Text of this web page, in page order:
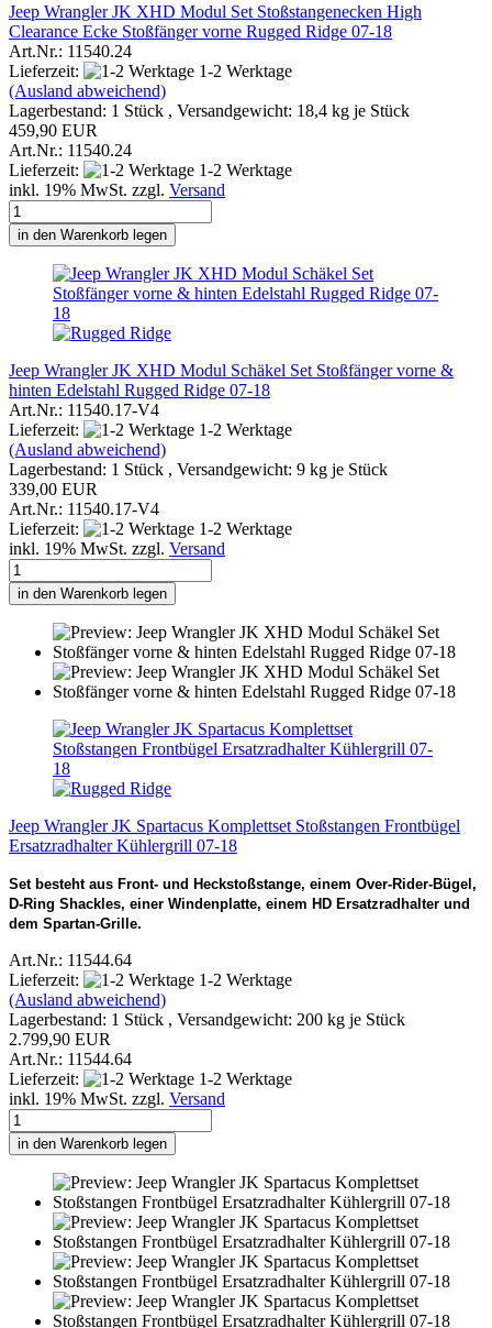
Jeep Wrangler JK XHD Modul Set Stoßstangenecken High
Clearance Ecke Stoßfänger vorne Rugged Ridge 07-18
Art.Nr.: 11540.24
Lieferzeit:
1-2 Werktage
(Ausland abweichend)
Lagerbestand: 1 Stück , Versandgewicht: 18,4 kg je Stück
459,90 EUR
Art.Nr.: 11540.24
Lieferzeit:
1-2 Werktage
inkl. 19% MwSt. zzgl. Versand
in den Warenkorb legen
Jeep Wrangler JK XHD Modul Schäkel Set Stoßfänger vorne &
hinten Edelstahl Rugged Ridge 07-18
Art.Nr.: 11540.17-V4
Lieferzeit:
1-2 Werktage
(Ausland abweichend)
Lagerbestand: 1 Stück , Versandgewicht: 9 kg je Stück
339,00 EUR
Art.Nr.: 11540.17-V4
Lieferzeit:
1-2 Werktage
inkl. 19% MwSt. zzgl. Versand
in den Warenkorb legen
Jeep Wrangler JK Spartacus Komplettset Stoßstangen Frontbügel
Ersatzradhalter Kühlergrill 07-18
Set besteht aus Front- und Heckstoßstange, einem Over-Rider-Bügel,
D-Ring Shackles, einer Windenplatte, einem HD Ersatzradhalter und
dem Spartan-Grille.
Art.Nr.: 11544.64
Lieferzeit:
1-2 Werktage
(Ausland abweichend)
Lagerbestand: 1 Stück , Versandgewicht: 200 kg je Stück
2.799,90 EUR
Art.Nr.: 11544.64
Lieferzeit:
1-2 Werktage
inkl. 19% MwSt. zzgl. Versand
in den Warenkorb legen